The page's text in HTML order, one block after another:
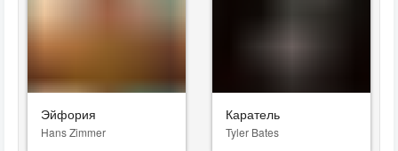
Эйфория
Hans Zimmer
Каратель
Tyler Bates